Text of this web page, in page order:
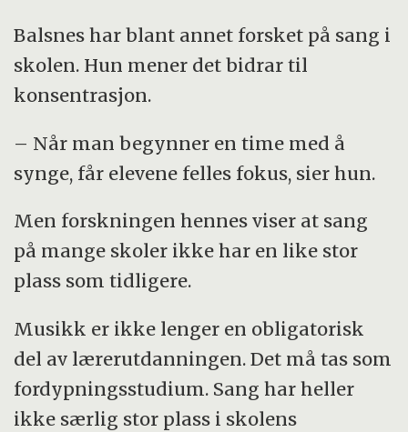
Balsnes har blant annet forsket på sang i
skolen. Hun mener det bidrar til
konsentrasjon.
– Når man begynner en time med å
synge, får elevene felles fokus, sier hun.
Men forskningen hennes viser at sang
på mange skoler ikke har en like stor
plass som tidligere.
Musikk er ikke lenger en obligatorisk
del av lærerutdanningen. Det må tas som
fordypningsstudium. Sang har heller
ikke særlig stor plass i skolens